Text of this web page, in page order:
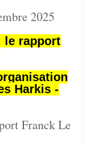
2025
le rapport
Harkis -
Franck Le